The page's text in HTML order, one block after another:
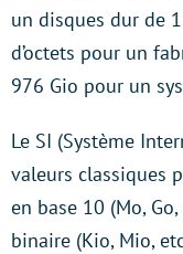
un disques dur de
d’octets pour un
976 Gio pour un
Le SI (Système
valeurs classiques
en base 10 (Mo,
binaire (Kio, Mio,